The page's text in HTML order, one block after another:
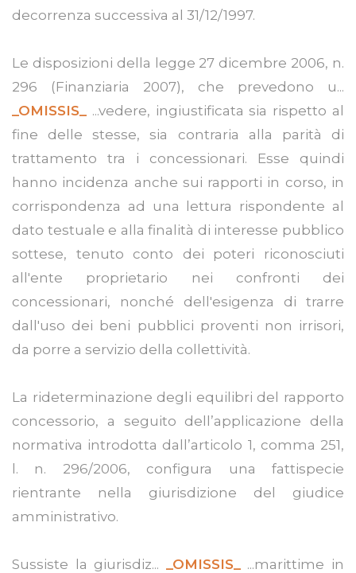
decorrenza successiva al 31/12/1997.
Le disposizioni della legge 27 dicembre 2006, n.
296 (Finanziaria 2007), che prevedono u...
_OMISSIS_
...vedere, ingiustificata sia rispetto al
fine delle stesse, sia contraria alla parità di
trattamento tra i concessionari. Esse quindi
hanno incidenza anche sui rapporti in corso, in
corrispondenza ad una lettura rispondente al
dato testuale e alla finalità di interesse pubblico
sottese, tenuto conto dei poteri riconosciuti
all'ente proprietario nei confronti dei
concessionari, nonché dell'esigenza di trarre
dall'uso dei beni pubblici proventi non irrisori,
da porre a servizio della collettività.
La rideterminazione degli equilibri del rapporto
concessorio, a seguito dell’applicazione della
normativa introdotta dall’articolo 1, comma 251,
l. n. 296/2006, configura una fattispecie
rientrante nella giurisdizione del giudice
amministrativo.
Sussiste la giurisdiz... _OMISSIS_
...marittime in